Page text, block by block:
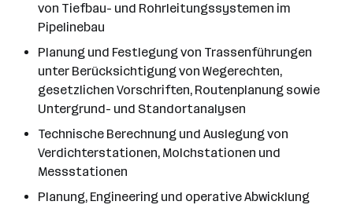
von Tiefbau- und Rohrleitungssystemen im
Pipelinebau
Planung und Festlegung von Trassenführungen
unter Berücksichtigung von Wegerechten,
gesetzlichen Vorschriften, Routenplanung sowie
Untergrund- und Standortanalysen
Technische Berechnung und Auslegung von
Verdichterstationen, Molchstationen und
Messstationen
Planung, Engineering und operative Abwicklung